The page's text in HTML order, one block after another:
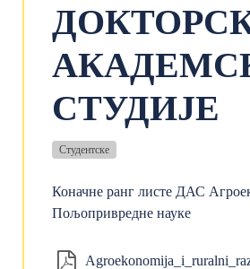
СТУДИЈЕ
Студентске
Коначне ранг листе ДАС
Пољопривредне науке